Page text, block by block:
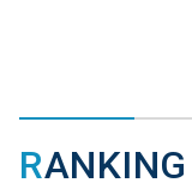
RANKING